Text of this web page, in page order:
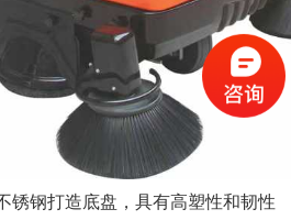
钢打造底盘，具有高塑性和韧性